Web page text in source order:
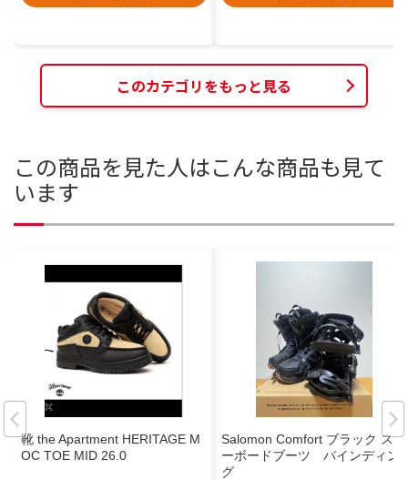
このカテゴリをもっと見る
この商品を見た人はこんな商品も見て
います
靴 the Apartment HERITAGE M
OC TOE MID 26.0
Salomon Comfort ブラック スノ
ーボードブーツ バインディン
グ